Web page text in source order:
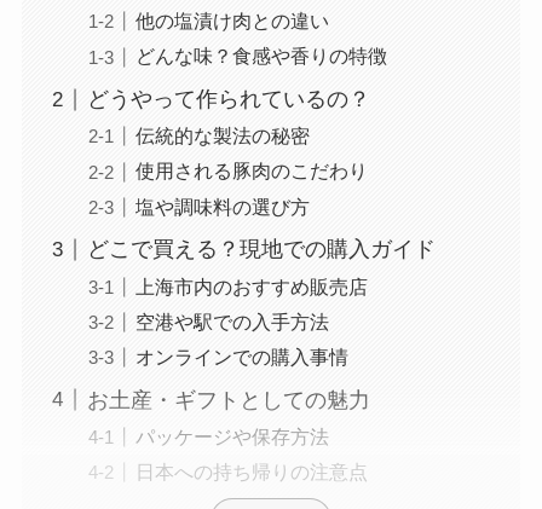
他の塩漬け肉との違い
どんな味？食感や香りの特徴
どうやって作られているの？
伝統的な製法の秘密
使用される豚肉のこだわり
塩や調味料の選び方
どこで買える？現地での購入ガイド
上海市内のおすすめ販売店
空港や駅での入手方法
オンラインでの購入事情
お土産・ギフトとしての魅力
パッケージや保存方法
日本への持ち帰りの注意点